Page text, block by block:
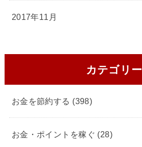
2017年11月
カテゴリー
お金を節約する (398)
お金・ポイントを稼ぐ (28)